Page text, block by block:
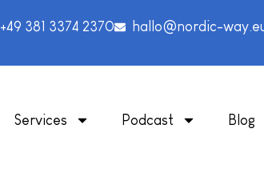
+49 381 3374 2370 hallo@nordic-
Services Podcast Blog